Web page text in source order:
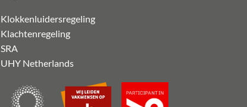
Klokkenluidersregeling
Klachtenregeling
SRA
UHY Netherlands